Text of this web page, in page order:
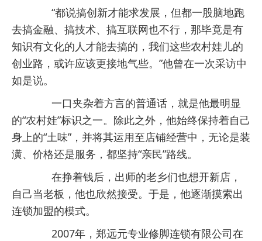
“都说搞创新才能求发展，但都一股脑地跑
去搞金融、搞技术、搞互联网也不行，那毕竟是有
知识有文化的人才能去搞的，我们这些农村娃儿的
创业路，或许应该更接地气些。”他曾在一次采访中
如是说。
一口夹杂着方言的普通话，就是他最明显
的“农村娃”标识之一。除此之外，他始终保持着自己
身上的“土味”，并将其运用至店铺经营中，无论是装
潢、价格还是服务，都坚持“亲民”路线。
在挣着钱后，出师的老乡们也想开新店，
自己当老板，他也欣然接受。于是，他逐渐摸索出
连锁加盟的模式。
2007年，郑远元专业修脚连锁有限公司在